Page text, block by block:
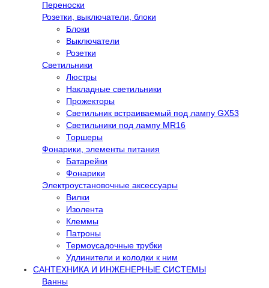
Переноски
Розетки, выключатели, блоки
Блоки
Выключатели
Розетки
Светильники
Люстры
Накладные светильники
Прожекторы
Светильник встраиваемый под лампу GX53
Светильники под лампу MR16
Торшеры
Фонарики, элементы питания
Батарейки
Фонарики
Электроустановочные аксессуары
Вилки
Изолента
Клеммы
Патроны
Термоусадочные трубки
Удлинители и колодки к ним
САНТЕХНИКА И ИНЖЕНЕРНЫЕ СИСТЕМЫ
Ванны